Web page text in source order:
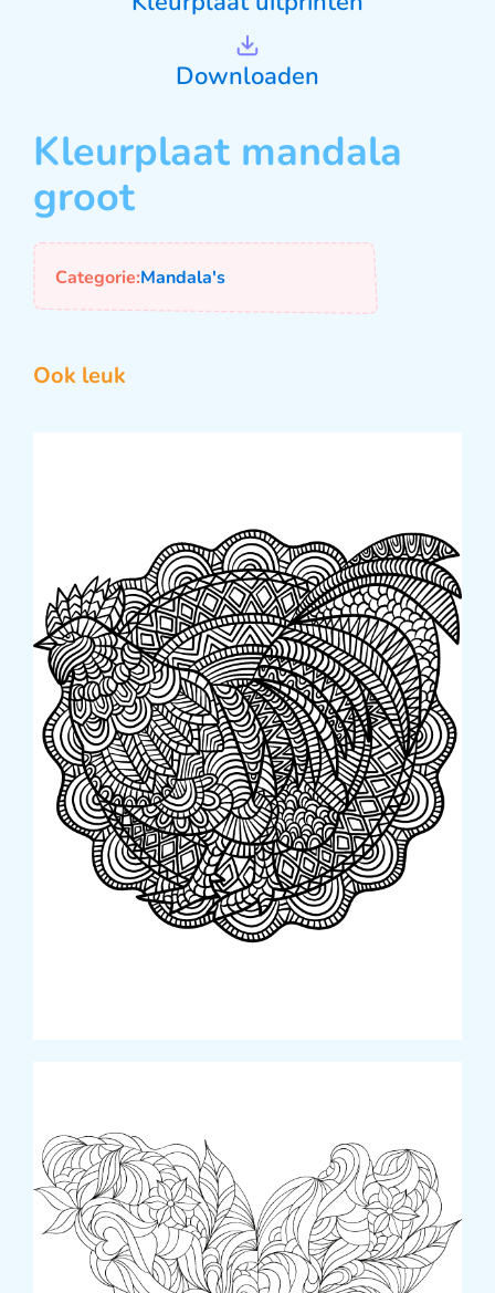
Downloaden
Kleurplaat mandala
groot
Categorie:Mandala's
Ook leuk